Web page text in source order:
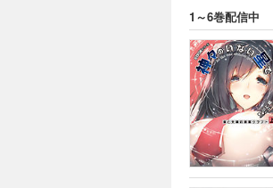
1～6巻配信中